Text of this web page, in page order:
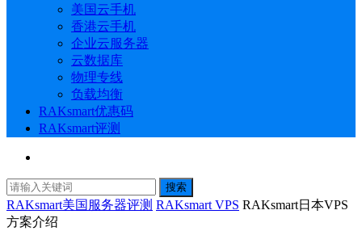
美国云手机
香港云手机
企业云服务器
云数据库
物理专线
负载均衡
RAKsmart优惠码
RAKsmart评测
搜索
RAKsmart美国服务器评测 RAKsmart VPS RAKsmart日本VPS
方案介绍